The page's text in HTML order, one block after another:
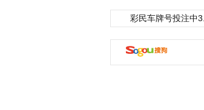
彩民车牌号投注中